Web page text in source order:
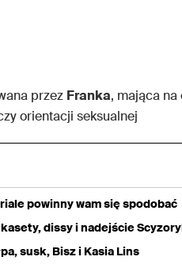
przez Franka, mająca na
orientacji seksualnej
powinny wam się spodobać
dissy i nadejście
susk, Bisz i Kasia Lins